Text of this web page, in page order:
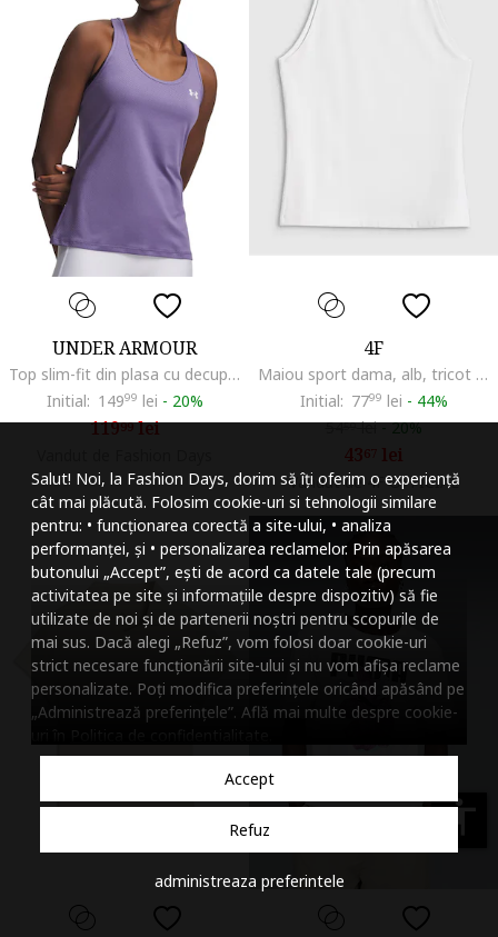
Salut! Noi, la Fashion Days, dorim să îți oferim o experiență
cât mai plăcută. Folosim cookie-uri si tehnologii similare
pentru: • funcționarea corectă a site-ului, • analiza
performanței, și • personalizarea reclamelor. Prin apăsarea
butonului „Accept”, ești de acord ca datele tale (precum
activitatea pe site și informațiile despre dispozitiv) să fie
utilizate de noi și de partenerii noștri pentru scopurile de
mai sus. Dacă alegi „Refuz”, vom folosi doar cookie-uri
strict necesare funcționării site-ului și nu vom afișa reclame
personalizate. Poți modifica preferințele oricând apăsând pe
„Administrează preferințele”. Află mai multe despre cookie-
Accept
Refuz
administreaza preferintele
UNDER ARMOUR
Top slim-fit din plasa cu decupaj pe partea din spate pentru fitness Tech, Violet deschis
Initial: 14999 lei - 20%
11999lei
4F
Maiou sport dama, alb, tricot gros, poliester, XS INTL,
Initial: 7799 lei - 44%
5459lei -20%
4367 lei
Vandut de 4F OFFICIAL
accessibility
Mareste
Micsoreaza
Mareste spatierea
Micsoreaza
Mareste inaltimea
Micsoreaza
Inverseaza culorile
Nuante de gri
Cursor mare
Dezactiveaza